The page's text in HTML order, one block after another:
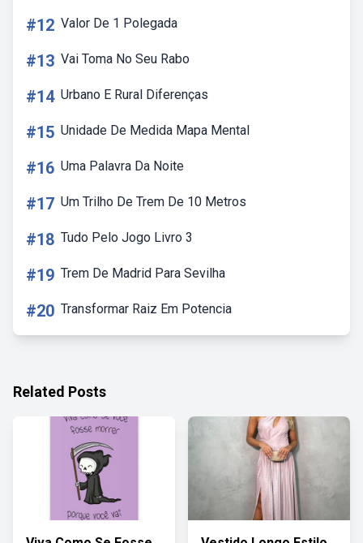
#12 Valor De 1 Polegada
#13 Vai Toma No Seu Rabo
#14 Urbano E Rural Diferenças
#15 Unidade De Medida Mapa Mental
#16 Uma Palavra Da Noite
#17 Um Trilho De Trem De 10 Metros
#18 Tudo Pelo Jogo Livro 3
#19 Trem De Madrid Para Sevilha
#20 Transformar Raiz Em Potencia
Related Posts